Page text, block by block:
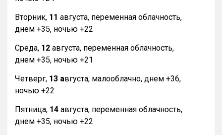
Вторник, 11 августа, переменная облачность,
днем +35, ночью +22
Среда, 12 августа, переменная облачность,
днем +35, ночью +21
Четверг, 13 августа, малооблачно, днем +36,
ночью +22
Пятница, 14 августа, переменная облачность,
днем +35, ночью +22